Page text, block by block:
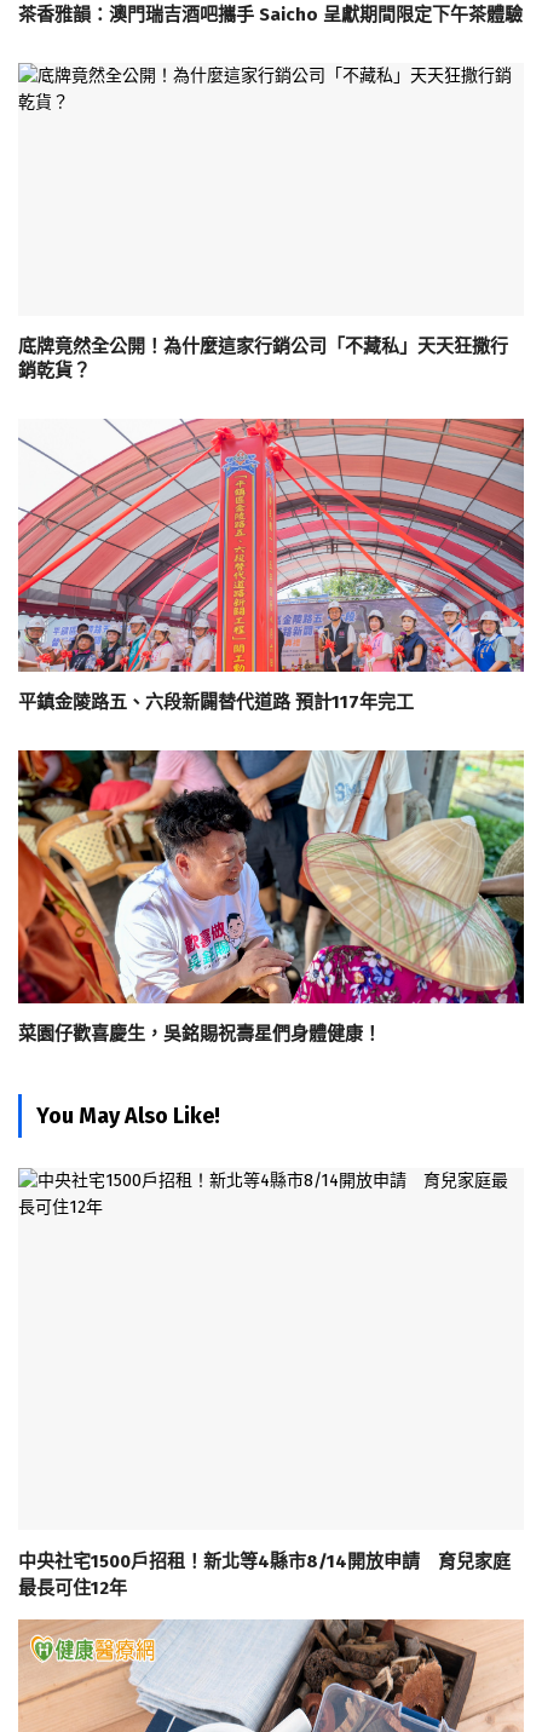
茶香雅韻：澳門瑞吉酒吧攜手 Saicho 呈獻期間限定下午茶體驗
底牌竟然全公開！為什麼這家行銷公司「不藏私」天天狂撒行
銷乾貨？
平鎮金陵路五、六段新闢替代道路 預計117年完工
菜園仔歡喜慶生，吳銘賜祝壽星們身體健康！
You May Also Like!
中央社宅1500戶招租！新北等4縣市8/14開放申請 育兒家庭
最長可住12年